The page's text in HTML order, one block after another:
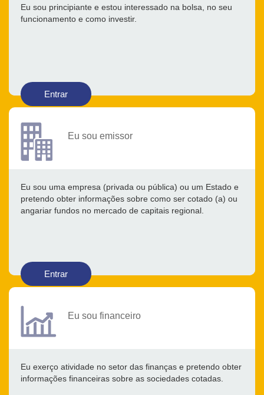
Eu sou principiante e estou interessado na bolsa, no seu
funcionamento e como investir.
Entrar
Eu sou emissor
Eu sou uma empresa (privada ou pública) ou um Estado e
pretendo obter informações sobre como ser cotado (a) ou
angariar fundos no mercado de capitais regional.
Entrar
Eu sou financeiro
Eu exerço atividade no setor das finanças e pretendo obter
informações financeiras sobre as sociedades cotadas.